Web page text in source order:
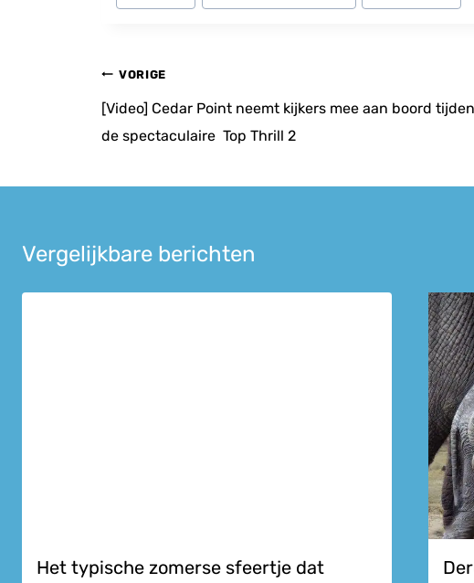
tags:
Bericht
navigatie
VORIGE
[Video] Cedar Point neemt kijkers mee aan boord
de spectaculaire Top Thrill 2
Vergelijkbare berichten
Het typische zomerse sfeertje dat